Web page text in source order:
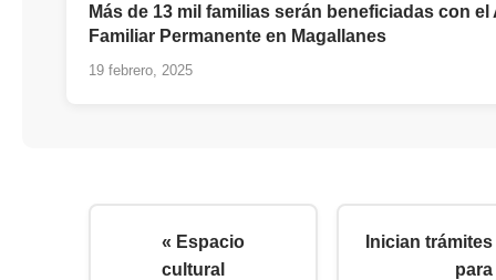
Más de 13 mil familias serán beneficiadas con el
Familiar Permanente en Magallanes
19 febrero, 2025
« Espacio
cultural
Inician trámites
para